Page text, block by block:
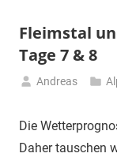
Fleimstal
Tage 7 & 8
Juli
Andreas
Die
Daher tauschen